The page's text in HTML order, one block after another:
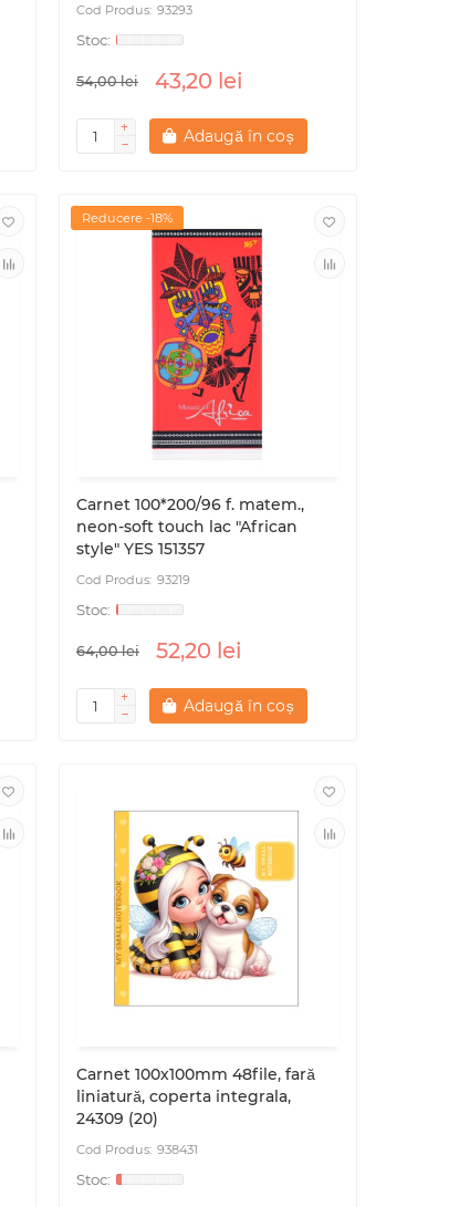
93293
54,00 lei 43,20 lei
Adaugă în coș
Reducere -18%
Carnet 100*200/96 f. matem.,
neon-soft touch lac "African
style" YES 151357
93219
64,00 lei 52,20 lei
Adaugă în coș
Carnet 100х100mm 48file, fară
liniatură, coperta integrala,
24309 (20)
938431